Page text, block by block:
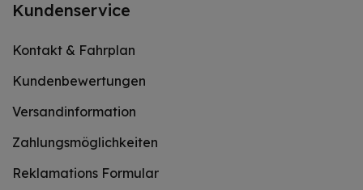
Kundenservice
Kontakt & Fahrplan
Kundenbewertungen
Versandinformation
Zahlungsmöglichkeiten
Reklamations Formular